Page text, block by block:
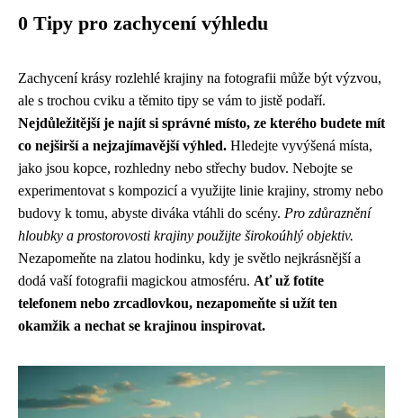
0 Tipy pro zachycení výhledu
Zachycení krásy rozlehlé krajiny na fotografii může být výzvou,
ale s trochou cviku a těmito tipy se vám to jistě podaří.
Nejdůležitější je najít si správné místo, ze kterého budete mít
co nejširší a nejzajímavější výhled. Hledejte vyvýšená místa,
jako jsou kopce, rozhledny nebo střechy budov. Nebojte se
experimentovat s kompozicí a využijte linie krajiny, stromy nebo
budovy k tomu, abyste diváka vtáhli do scény. Pro zdůraznění
hloubky a prostorovosti krajiny použijte širokoúhlý objektiv.
Nezapomeňte na zlatou hodinku, kdy je světlo nejkrásnější a
dodá vaší fotografii magickou atmosféru. Ať už fotíte
telefonem nebo zrcadlovkou, nezapomeňte si užít ten
okamžik a nechat se krajinou inspirovat.